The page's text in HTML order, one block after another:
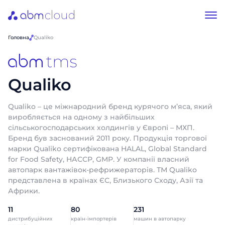
Головна Qualiko
Qualiko
Qualiko – це міжнародний бренд курячого м’яса, який
виробляється на одному з найбільших
сільськогосподарських холдингів у Європі – МХП.
Бренд був заснований 2011 року. Продукція торгової
марки Qualiko сертифікована HALAL, Global Standard
for Food Safety, НАССР, GMP. У компанії власний
автопарк вантажівок-рефрижераторів. ТМ Qualiko
представлена в країнах ЄС, Близького Сходу, Азії та
Африки.
11
дистрибуційних
80
країн-імпортерів
231
машин в автопарку